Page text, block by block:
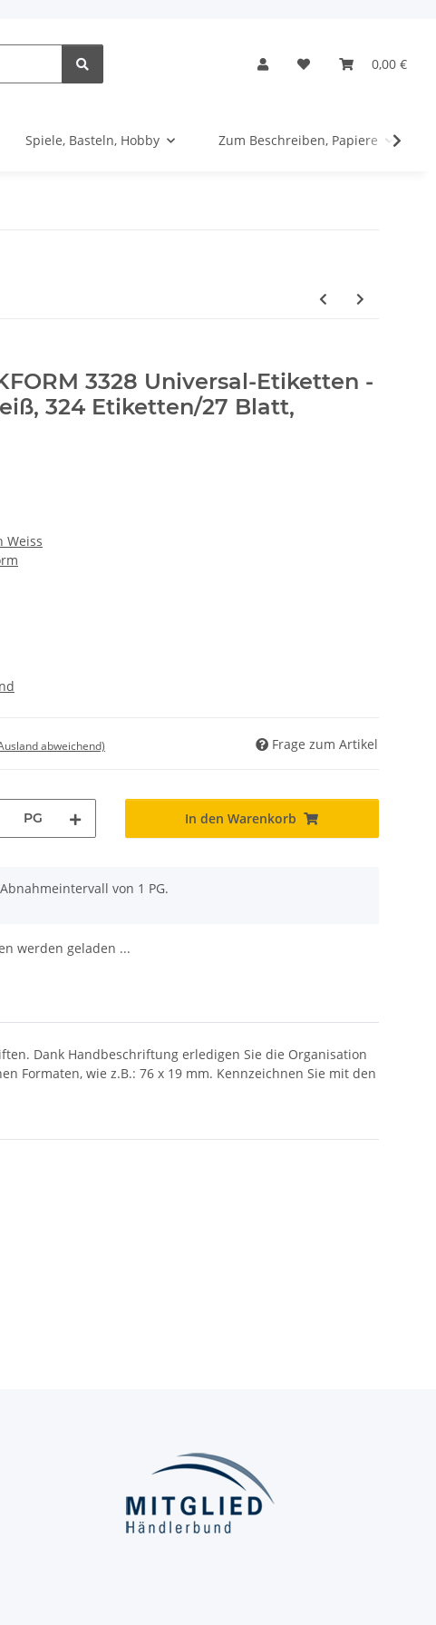
0,00 €
Spiele, Basteln, Hobby Zum Beschreiben, Papiere
3328 Universal-Etiketten -
324 Etiketten/27 Blatt,
Weiss
abweichend) Frage zum Artikel
PG In den Warenkorb
von 1 PG.
werden geladen ...
Dank Handbeschriftung erledigen Sie die Organisation
Formaten, wie z.B.: 76 x 19 mm. Kennzeichnen Sie mit den